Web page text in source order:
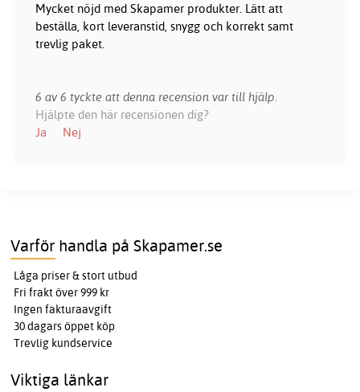
Mycket nöjd med Skapamer produkter. Lätt att
beställa, kort leveranstid, snygg och korrekt samt
trevlig paket.
6 av 6 tyckte att denna recension var till hjälp.
Hjälpte den här recensionen dig?
Ja
Nej
Varför handla på Skapamer.se
Låga priser & stort utbud
Fri frakt över 999 kr
Ingen fakturaavgift
30 dagars öppet köp
Trevlig kundservice
Viktiga länkar